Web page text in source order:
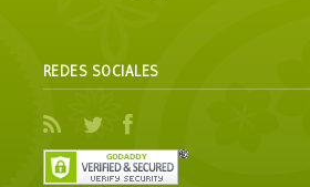
REDES SOCIALES